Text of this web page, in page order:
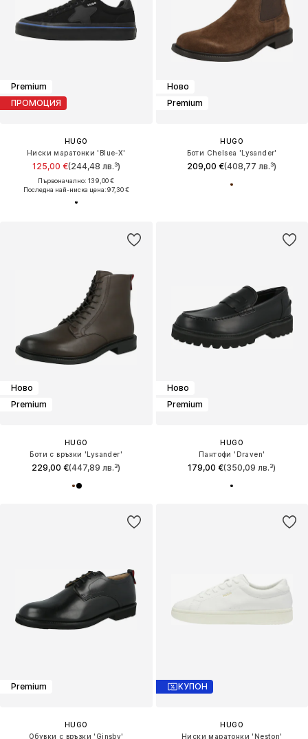
Premium
ПРОМОЦИЯ
HUGO
Ниски маратонки 'Blue-X'
125,00 €(244,48 лв.³)
Първоначално: 139,00 €
Последна най-ниска цена:97,30 €
Ново
Premium
HUGO
Боти Chelsea 'Lysander'
209,00 €(408,77 лв.³)
Ново
Premium
HUGO
Боти с връзки 'Lysander'
229,00 €(447,89 лв.³)
Ново
Premium
HUGO
Пантофи 'Draven'
179,00 €(350,09 лв.³)
Premium
HUGO
Обувки с връзки 'Ginsby'
КУПОН
HUGO
Ниски маратонки 'Neston'